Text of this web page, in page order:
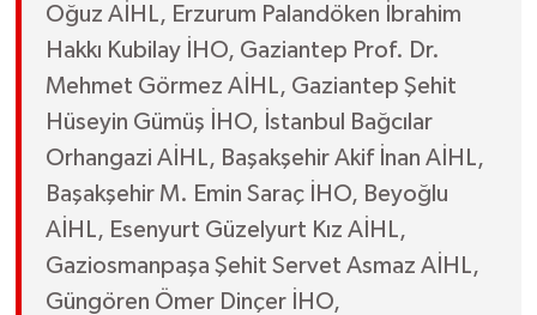
Oğuz AİHL, Erzurum Palandöken İbrahim
Hakkı Kubilay İHO, Gaziantep Prof. Dr.
Mehmet Görmez AİHL, Gaziantep Şehit
Hüseyin Gümüş İHO, İstanbul Bağcılar
Orhangazi AİHL, Başakşehir Akif İnan AİHL,
Başakşehir M. Emin Saraç İHO, Beyoğlu
AİHL, Esenyurt Güzelyurt Kız AİHL,
Gaziosmanpaşa Şehit Servet Asmaz AİHL,
Güngören Ömer Dinçer İHO,